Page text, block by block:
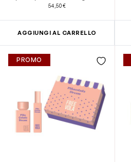
54,50 €
AGGIUNGI AL CARRELLO
PROMO